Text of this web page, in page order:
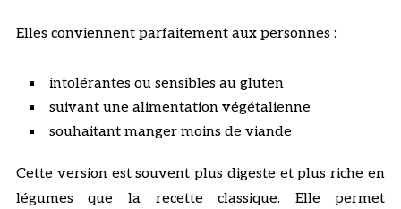
Elles conviennent parfaitement aux personnes :
intolérantes ou sensibles au gluten
suivant une alimentation végétalienne
souhaitant manger moins de viande
Cette version est souvent plus digeste et plus riche en
légumes que la recette classique. Elle permet